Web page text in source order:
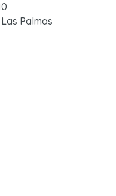
Palmas